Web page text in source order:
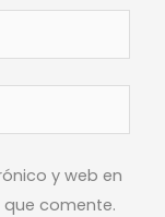
y web en
comente.